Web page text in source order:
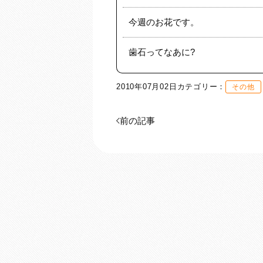
今週のお花です。
歯石ってなあに?
2010年07月02日 カテゴリー： その他
前の記事